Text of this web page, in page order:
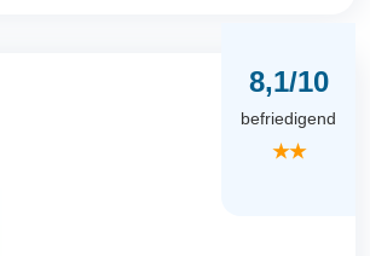
8,1/10
befriedigend
★★